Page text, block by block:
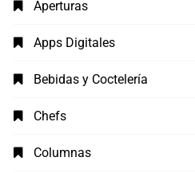
Aperturas
Apps Digitales
Bebidas y Coctelería
Chefs
Columnas